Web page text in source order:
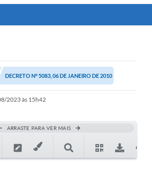
DECRETO Nº 5083, 06 DE JANEIRO DE 2010
2023 às 15h42
ARRASTE PARA VER MAIS